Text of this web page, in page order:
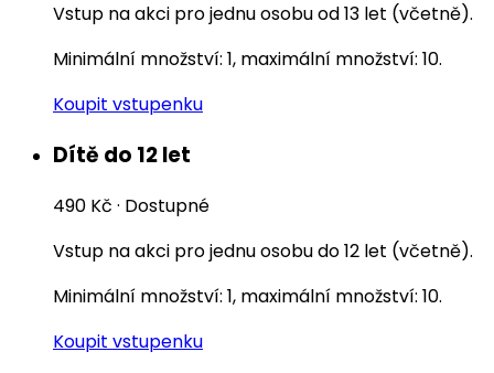
Vstup na akci pro jednu osobu od 13 let (včetně).
Minimální množství: 1, maximální množství: 10.
Koupit vstupenku
Dítě do 12 let
490 Kč · Dostupné
Vstup na akci pro jednu osobu do 12 let (včetně).
Minimální množství: 1, maximální množství: 10.
Koupit vstupenku